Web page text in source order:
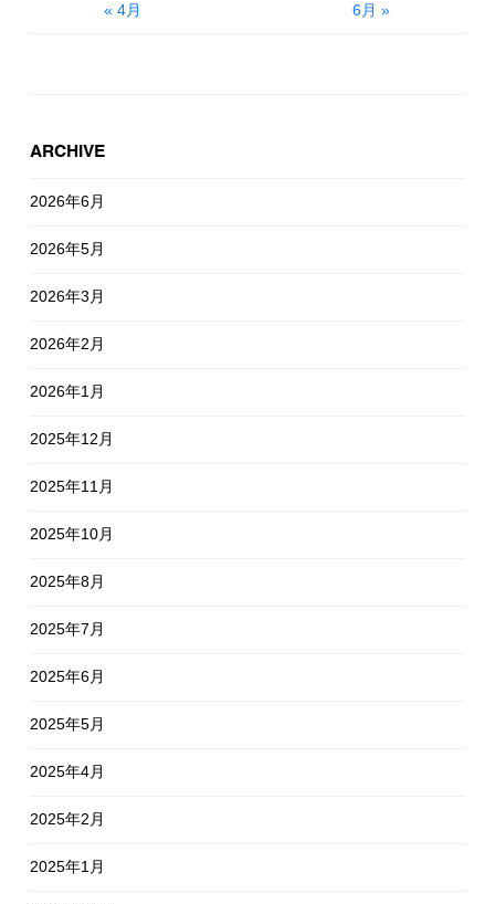
« 4月 6月 »
ARCHIVE
2026年6月
2026年5月
2026年3月
2026年2月
2026年1月
2025年12月
2025年11月
2025年10月
2025年8月
2025年7月
2025年6月
2025年5月
2025年4月
2025年2月
2025年1月